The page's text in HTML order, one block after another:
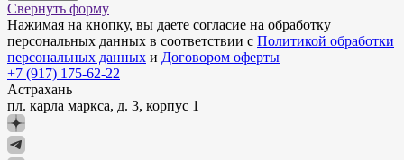
Свернуть форму
Нажимая на кнопку, вы даете согласие на обработку
персональных данных в соответствии с Политикой обработки
персональных данных и Договором оферты
+7 (917) 175-62-22
Астрахань
пл. карла маркса, д. 3, корпус 1